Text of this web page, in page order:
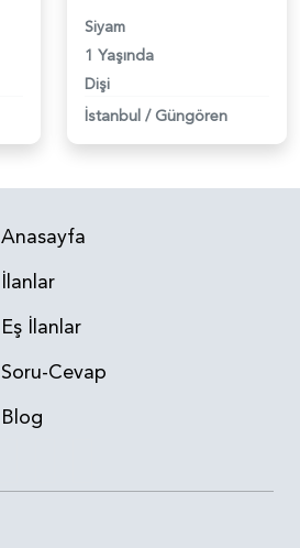
Siyam
1 Yaşında
Dişi
İstanbul / Güngören
Anasayfa
İlanlar
Eş İlanlar
Soru-Cevap
Blog